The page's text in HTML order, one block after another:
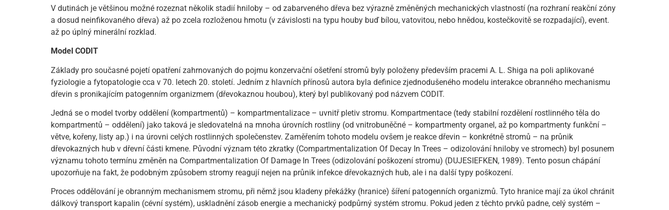
V dutinách je většinou možné rozeznat několik stadií hniloby – od zabarveného dřeva bez výrazně změněných mechanických vlastností (na rozhraní reakční zóny
a dosud neinfikovaného dřeva) až po zcela rozloženou hmotu (v závislosti na typu houby buď bílou, vatovitou, nebo hnědou, kostečkovitě se rozpadající), event.
až po úplný minerální rozklad.
Model CODIT
Základy pro současné pojetí opatření zahrnovaných do pojmu konzervační ošetření stromů byly položeny především pracemi A. L. Shiga na poli aplikované
fyziologie a fytopatologie cca v 70. letech 20. století. Jedním z hlavních přínosů autora byla definice zjednodušeného modelu interakce obranného mechanismu
dřevin s pronikajícím patogenním organizmem (dřevokaznou houbou), který byl publikovaný pod názvem CODIT.
Jedná se o model tvorby oddělení (kompartmentů) – kompartmentalizace – uvnitř pletiv stromu. Kompartmentace (tedy stabilní rozdělení rostlinného těla do
kompartmentů – oddělení) jako taková je sledovatelná na mnoha úrovních rostliny (od vnitrobuněčné – kompartmenty organel, až po kompartmenty funkční –
větve, kořeny, listy ap.) i na úrovni celých rostlinných společenstev. Zaměřením tohoto modelu ovšem je reakce dřevin – konkrétně stromů – na průnik
dřevokazných hub v dřevní části kmene. Původní význam této zkratky (Compartmentalization Of Decay In Trees – odizolování hniloby ve stromech) byl posunem
významu tohoto termínu změněn na Compartmentalization Of Damage In Trees (odizolování poškození stromu) (DUJESIEFKEN, 1989). Tento posun chápání
upozorňuje na fakt, že podobným způsobem stromy reagují nejen na průnik infekce dřevokazných hub, ale i na další typy poškození.
Proces oddělování je obranným mechanismem stromu, při němž jsou kladeny překážky (hranice) šíření patogenních organizmů. Tyto hranice mají za úkol chránit
dálkový transport kapalin (cévní systém), uskladnění zásob energie a mechanický podpůrný systém stromu. Pokud jeden z těchto prvků padne, celý systém –